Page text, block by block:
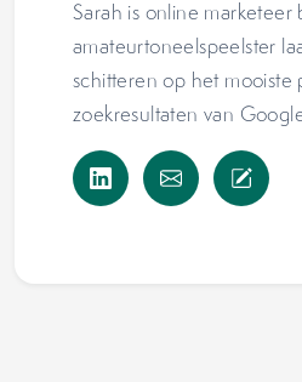
Sarah is online
amateurtoneelspeelster
schitteren op het mooiste
zoekresultaten van